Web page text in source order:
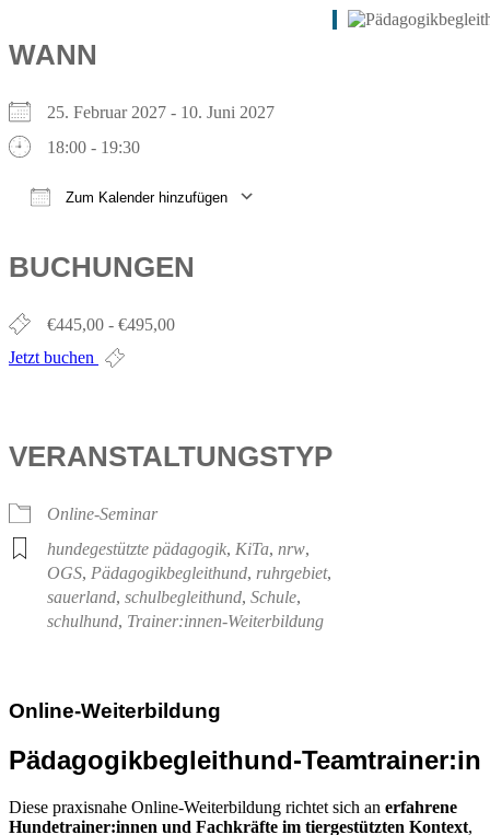
WANN
25. Februar 2027 - 10. Juni 2027
18:00 - 19:30
Zum Kalender hinzufügen
BUCHUNGEN
€445,00 - €495,00
Jetzt buchen
VERANSTALTUNGSTYP
Online-Seminar
hundegestützte pädagogik, KiTa, nrw,
OGS, Pädagogikbegleithund, ruhrgebiet,
sauerland, schulbegleithund, Schule,
schulhund, Trainer:innen-Weiterbildung
Online-Weiterbildung
Pädagogikbegleithund-Teamtrainer:in
Diese praxisnahe Online-Weiterbildung richtet sich an erfahrene
Hundetrainer:innen und Fachkräfte im tiergestützten Kontext,